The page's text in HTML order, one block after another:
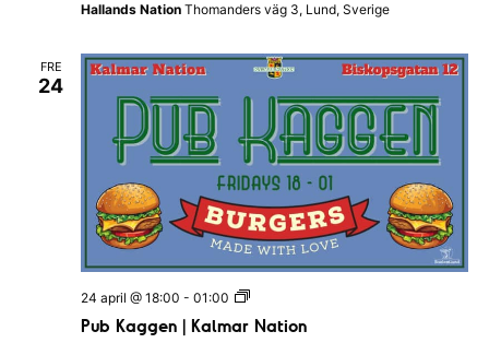
K
r
a
k
P
u
b
I
H
a
l
l
n
d
s
Hallands Nation Thomanders väg 3, Lund, Sverige
FRE
24
Pub Kaggen | Kalmar Nation
24 april @ 18:00 - 01:00
P
b